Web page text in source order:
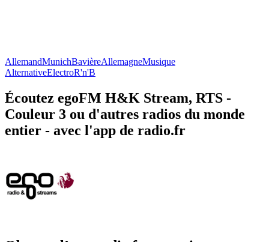
AllemandMunichBavièreAllemagneMusique
AlternativeElectroR'n'B
Écoutez egoFM H&K Stream, RTS -
Couleur 3 ou d'autres radios du monde
entier - avec l'app de radio.fr